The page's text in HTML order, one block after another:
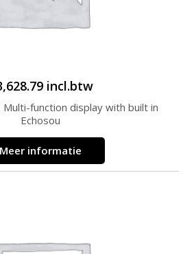
incl.btw
Multi-function display with built in
Echosou
Meer informatie